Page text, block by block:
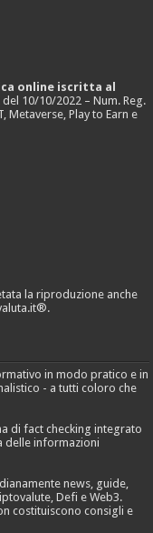
online iscritta al
10/10/2022 – Num. Reg.
Metaverse, Play to Earn e
la riproduzione anche
in modo pratico e in
- a tutti coloro che
di fact checking integrato
delle informazioni
news, guide,
Defi e Web3.
costituiscono consigli e